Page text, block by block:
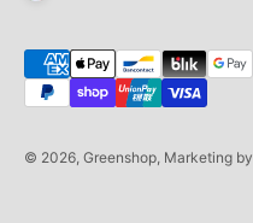
© 2026, Greenshop, Marketing by